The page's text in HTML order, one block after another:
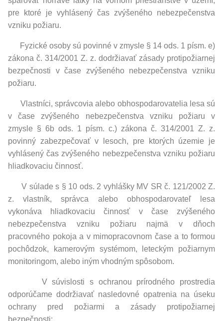
pre ktoré je vyhlásený čas zvýšeného nebezpečenstva
vzniku požiaru.
Fyzické osoby sú povinné v zmysle § 14 ods. 1 písm. e)
zákona č. 314/2001 Z. z. dodržiavať zásady protipožiarnej
bezpečnosti v čase zvýšeného nebezpečenstva vzniku
požiaru.
Vlastníci, správcovia alebo obhospodarovatelia lesa sú
v čase zvýšeného nebezpečenstva vzniku požiaru v
zmysle § 6b ods. 1 písm. c.) zákona č. 314/2001 Z. z.
povinný zabezpečovať v lesoch, pre ktorých územie je
vyhlásený čas zvýšeného nebezpečenstva vzniku požiaru
hliadkovaciu činnosť.
V súlade s § 10 ods. 2 vyhlášky MV SR č. 121/2002 Z.
z. vlastník, správca alebo obhospodarovateľ lesa
vykonáva hliadkovaciu činnosť v čase zvýšeného
nebezpečenstva vzniku požiaru najmä v dňoch
pracovného pokoja a v mimopracovnom čase a to formou
pochôdzok, kamerovým systémom, leteckým požiarnym
monitoringom, alebo iným vhodným spôsobom.
V súvislosti s ochranou prírodného prostredia
odporúčame dodržiavať nasledovné opatrenia na úseku
ochrany pred požiarmi a zásady protipožiarnej
bezpečnosti: